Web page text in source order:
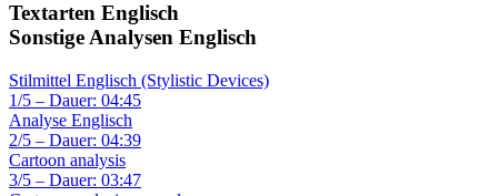
Textarten Englisch
Sonstige Analysen Englisch
Stilmittel Englisch (Stylistic Devices)
1/5 – Dauer: 04:45
Analyse Englisch
2/5 – Dauer: 04:39
Cartoon analysis
3/5 – Dauer: 03:47